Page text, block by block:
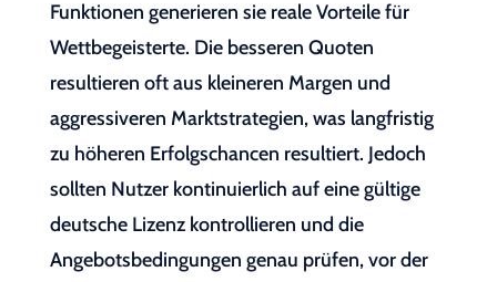
Funktionen generieren sie reale Vorteile für
Wettbegeisterte. Die besseren Quoten
resultieren oft aus kleineren Margen und
aggressiveren Marktstrategien, was langfristig
zu höheren Erfolgschancen resultiert. Jedoch
sollten Nutzer kontinuierlich auf eine gültige
deutsche Lizenz kontrollieren und die
Angebotsbedingungen genau prüfen, vor der